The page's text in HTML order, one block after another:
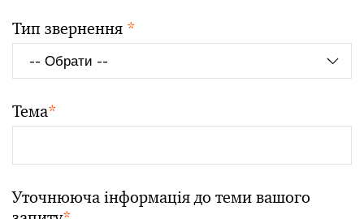
Тип звернення *
Тема*
Уточнююча інформація до теми вашого